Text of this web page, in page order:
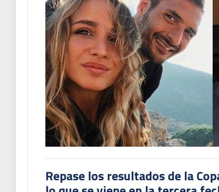
Repase los resultados de la